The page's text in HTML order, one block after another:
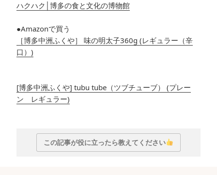
ハクハク│博多の食と文化の博物館
●Amazonで買う
［博多中洲ふくや］ 味の明太子360g (レギュラー（辛
口）)
[博多中洲ふくや] tubu tube（ツブチューブ） (プレー
ン レギュラー)
この記事が役に立ったら教えてください